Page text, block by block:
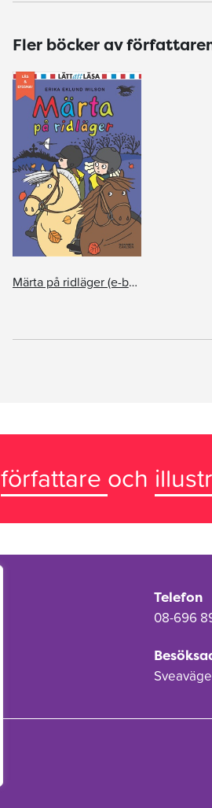
Fler böcker av
Märta på ridläger (e-bok + ljud)
författare och
Telefon
08-696